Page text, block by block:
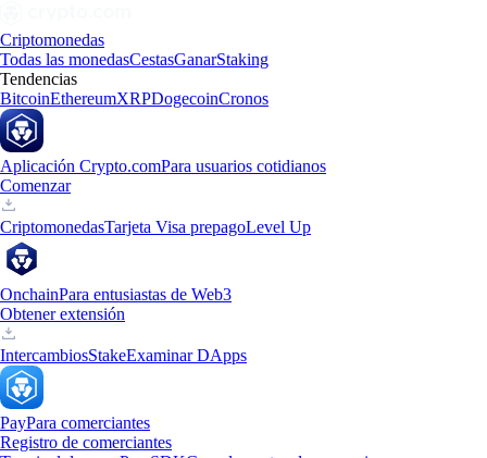
Criptomonedas
Todas las monedasCestasGanarStaking
Tendencias
BitcoinEthereumXRPDogecoinCronos
Aplicación Crypto.comPara usuarios cotidianos
Comenzar
CriptomonedasTarjeta Visa prepagoLevel Up
OnchainPara entusiastas de Web3
Obtener extensión
IntercambiosStakeExaminar DApps
PayPara comerciantes
Registro de comerciantes